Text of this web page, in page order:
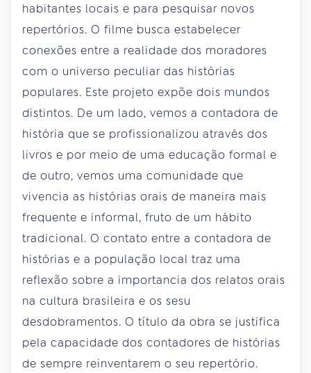
habitantes locais e para pesquisar novos
repertórios. O filme busca estabelecer
conexões entre a realidade dos moradores
com o universo peculiar das histórias
populares. Este projeto expõe dois mundos
distintos. De um lado, vemos a contadora de
história que se profissionalizou através dos
livros e por meio de uma educação formal e
de outro, vemos uma comunidade que
vivencia as histórias orais de maneira mais
frequente e informal, fruto de um hábito
tradicional. O contato entre a contadora de
histórias e a população local traz uma
reflexão sobre a importancia dos relatos orais
na cultura brasileira e os sesu
desdobramentos. O título da obra se justifica
pela capacidade dos contadores de histórias
de sempre reinventarem o seu repertório.